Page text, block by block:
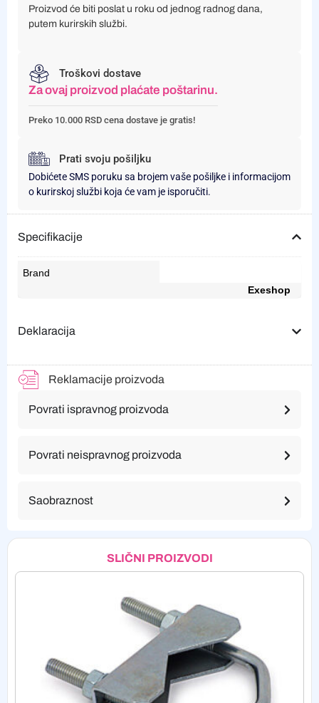
Proizvod će biti poslat u roku od jednog radnog dana,
putem kurirskih službi.
Troškovi dostave
Za ovaj proizvod plaćate poštarinu.
Preko 10.000 RSD cena dostave je gratis!
Prati svoju pošiljku
Dobićete SMS poruku sa brojem vaše pošiljke i informacijom
o kurirskoj službi koja će vam je isporučiti.
Specifikacije
Brand
Exeshop
Deklaracija
Reklamacije proizvoda
Povrati ispravnog proizvoda
Povrati neispravnog proizvoda
Saobraznost
SLIČNI PROIZVODI